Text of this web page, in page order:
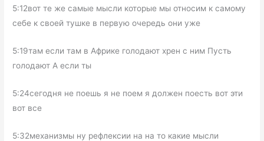
5:12вот те же самые мысли которые мы относим к самому
себе к своей тушке в первую очередь они уже
5:19там если там в Африке голодают хрен с ним Пусть
голодают А если ты
5:24сегодня не поешь я не поем я должен поесть вот эти
вот все
5:32механизмы ну рефлексии на на то какие мысли